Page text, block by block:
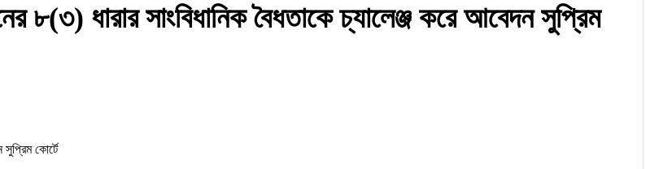
৮(৩) ধারার সাংবিধানিক বৈধতাকে চ্যালেঞ্জ করে আবেদন সুপ্রিম